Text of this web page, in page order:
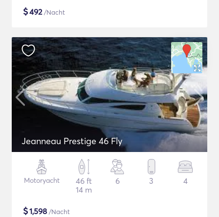
$492/Nacht
Jeanneau Prestige 46 Fly
Motoryacht
46 ft
14 m
6 3 4
$1,598 /Nacht